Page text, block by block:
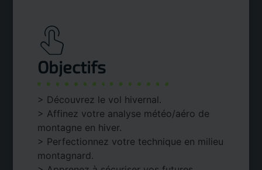
Objectifs
> Découvrez le vol hivernal.
> Affinez votre analyse météo/aéro de
montagne en hiver.
> Perfectionnez votre technique en milieu
montagnard.